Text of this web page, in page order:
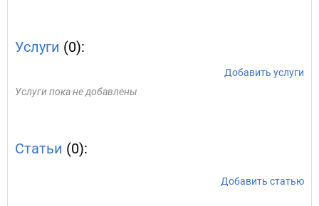
Услуги (0):
Добавить услуги
Услуги пока не добавлены
Статьи (0):
Добавить статью